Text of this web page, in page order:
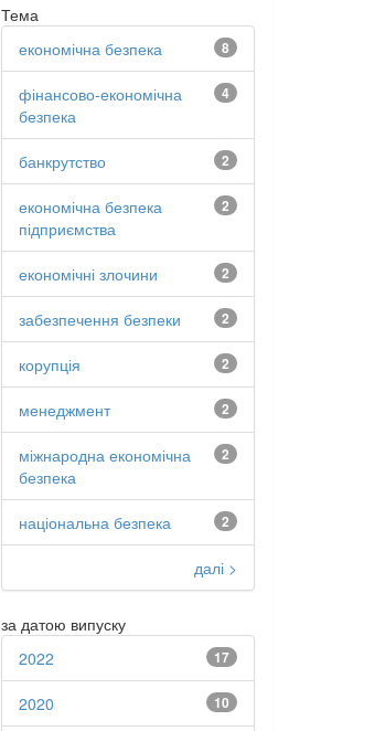
Тема
8
економічна безпека
4
фінансово-економічна
безпека
2
банкрутство
2
економічна безпека
підприємства
2
економічні злочини
2
забезпечення безпеки
2
корупція
2
менеджмент
2
міжнародна економічна
безпека
2
національна безпека
далі >
за датою випуску
17
2022
10
2020